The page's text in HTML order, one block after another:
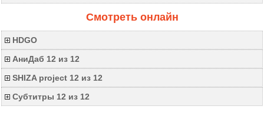
Смотреть онлайн
HDGO
АниДаб 12 из 12
SHIZA project 12 из 12
Субтитры 12 из 12